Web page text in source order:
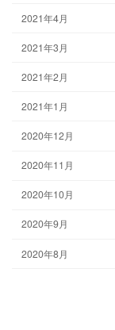
2021年4月
2021年3月
2021年2月
2021年1月
2020年12月
2020年11月
2020年10月
2020年9月
2020年8月